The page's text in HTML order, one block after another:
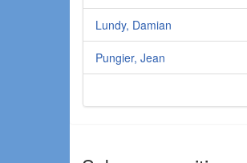
Lundy, Damian
Pungier, Jean